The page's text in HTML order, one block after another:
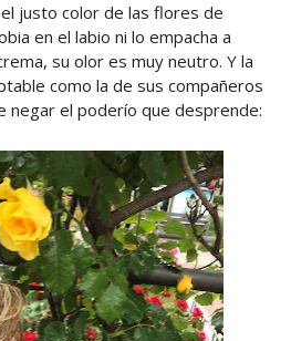
justo color de las flores de
en el labio ni lo empacha a
su olor es muy neutro. Y la
como la de sus compañeros
negar el poderío que desprende: